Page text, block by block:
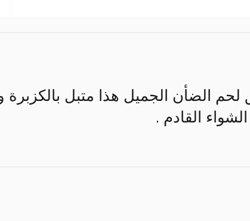
الضأن الجميل هذا متبل
القادم .